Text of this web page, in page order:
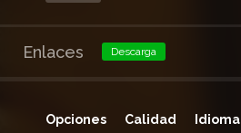
Enlaces Descarga
Opciones Calidad Idioma